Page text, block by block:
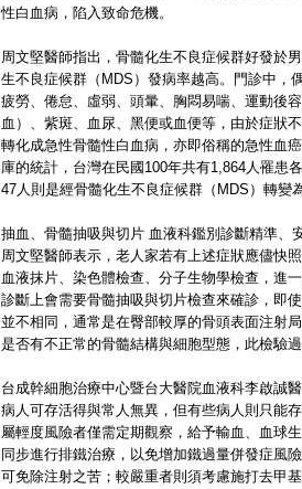
性白血病，陷入致命危機。
周文堅醫師指出，骨髓化生不良症候群好發於
生不良症候群（MDS）發病率越高。門診中，
疲勞、倦怠、虛弱、頭暈、胸悶易喘、運動後
血）、紫斑、血尿、黑便或血便等，由於症狀
轉化成急性骨髓性白血病，亦即俗稱的急性血
庫的統計，台灣在民國100年共有1,864人罹患
47人則是經骨髓化生不良症候群（MDS）轉變
抽血、骨髓抽吸與切片 血液科鑑別診斷精準、
周文堅醫師表示，老人家若有上述症狀應儘快
血液抹片、染色體檢查、分子生物學檢查，進
診斷上會需要骨髓抽吸與切片檢查來確診，即
並不相同，通常是在臀部較厚的骨頭表面注射
是否有不正常的骨髓結構與細胞型態，此檢驗過
台成幹細胞治療中心暨台大醫院血液科李啟誠
病人可存活得與常人無異，但有些病人則只能
屬輕度風險者僅需定期觀察，給予輸血、血球
同步進行排鐵治療，以免增加鐵過量併發症風
可免除注射之苦；較嚴重者則須考慮施打去甲